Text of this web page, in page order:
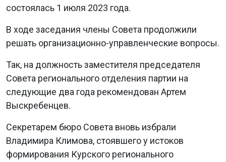
состоялась 1 июля 2023 года.
В ходе заседания члены Совета продолжили
решать организационно-управленческие вопросы.
Так, на должность заместителя председателя
Совета регионального отделения партии на
следующие два года рекомендован Артем
Выскребенцев.
Секретарем бюро Совета вновь избрали
Владимира Климова, стоявшего у истоков
формирования Курского регионального